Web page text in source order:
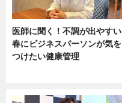
医師に聞く！不調が出やすい
春にビジネスパーソンが気を
つけたい健康管理